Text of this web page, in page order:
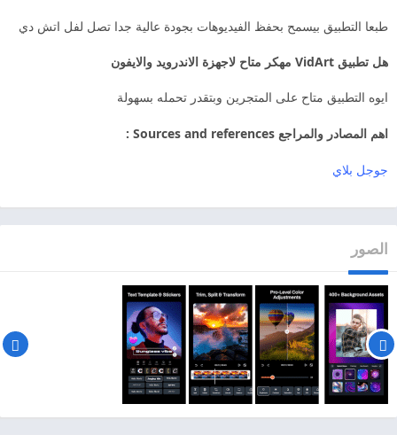
طبعا التطبيق بيسمح بحفظ الفيديوهات بجودة عالية جدا تصل لفل اتش دي
هل تطبيق VidArt مهكر متاح لاجهزة الاندرويد والايفون
ايوه التطبيق متاح على المتجرين وبتقدر تحمله بسهولة
اهم المصادر والمراجع Sources and references :
جوجل بلاي
الصور